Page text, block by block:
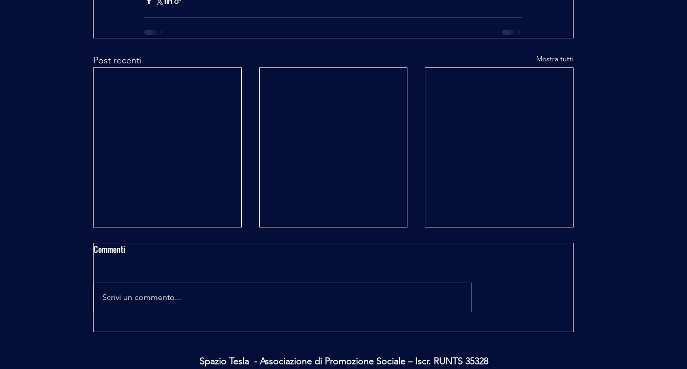
Post recenti Mostra tutti
Majorana e Pelizza il Codice
Commenti
Scrivi un commento...
Spazio Tesla - Associazione di Promozione Sociale – Iscr. RUNTS 35328